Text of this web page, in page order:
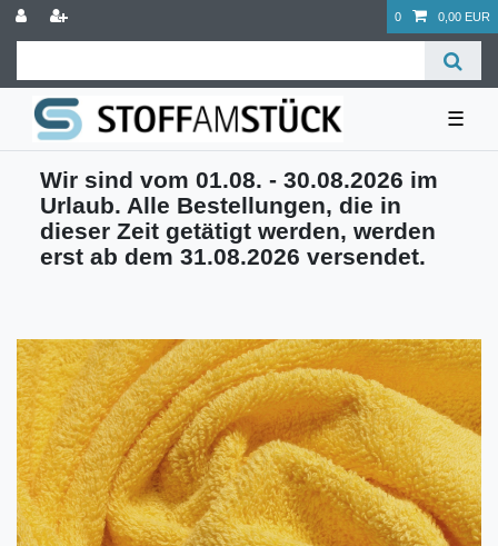
0 0,00 EUR
☰
Wir sind vom 01.08. - 30.08.2026 im
Urlaub. Alle Bestellungen, die in
dieser Zeit getätigt werden, werden
erst ab dem 31.08.2026 versendet.